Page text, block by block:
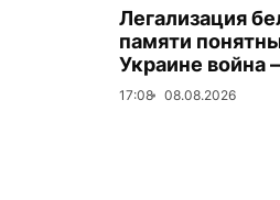
Легализация
памяти
Украине война
17:08 08.08.2026